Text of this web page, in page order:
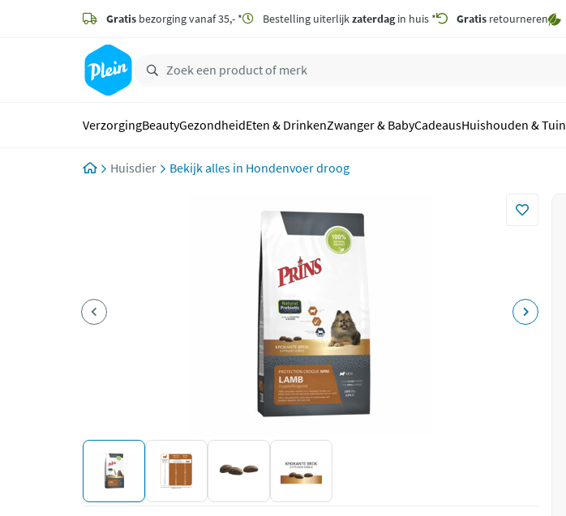
zoeken
hoofdinhoud
Gratis bezorging vanaf 35,- * Bestelling uiterlijkzaterdagin huis * Gratis retourneren
VerzorgingBeautyGezondheidEten & DrinkenZwanger & BabyCadeausHuishouden & Tuin
Huisdier Hondenvoer droog